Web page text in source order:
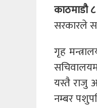
काठमाडौ
सरकारले
गृह
यस्तै राजु
नम्बर